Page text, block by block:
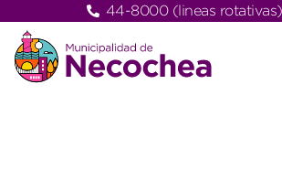
44-8000 (lineas rotativas)